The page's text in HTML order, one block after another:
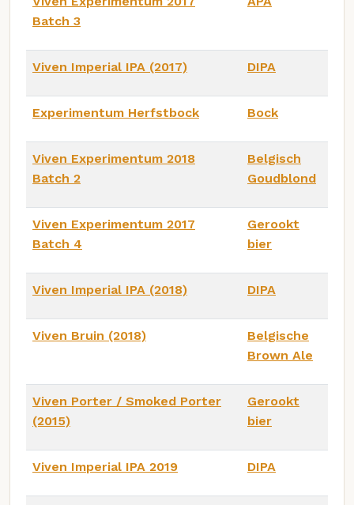
Batch 3
Viven Imperial IPA (2017) DIPA
Experimentum Herfstbock Bock
Viven Experimentum 2018
Batch 2
Belgisch
Goudblond
Viven Experimentum 2017
Batch 4
Gerookt
bier
Viven Imperial IPA (2018) DIPA
Viven Bruin (2018)
Belgische
Brown Ale
Viven Porter / Smoked Porter
(2015)
Gerookt
bier
Viven Imperial IPA 2019 DIPA